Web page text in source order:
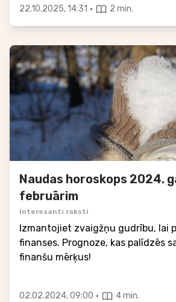
22.10.2025, 14:31 · 2 min.
Naudas horoskops 2024.
februārim
Interesanti raksti
Izmantojiet zvaigžņu gudrību, lai
finanses. Prognoze, kas palīdzēs
finanšu mērķus!
02.02.2024, 09:00 · 4 min.